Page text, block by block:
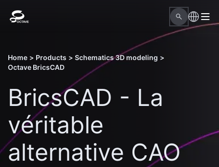
Home > Products > Schematics 3D modeling >
Octave BricsCAD
BricsCAD - La
véritable
alternative CAO